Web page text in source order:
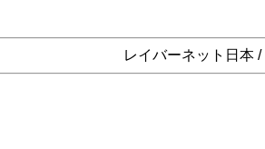
レイバーネット日本 /